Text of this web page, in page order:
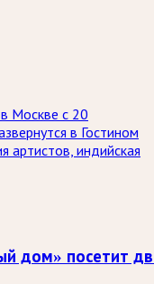
Москве с 20
в Гостином
артистов, индийская
дом» посетит